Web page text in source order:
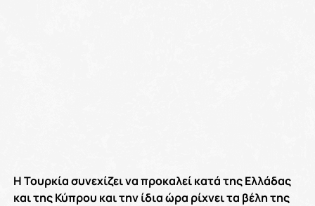
Η Τουρκία συνεχίζει να προκαλεί κατά της Ελλάδας
και της Κύπρου και την ίδια ώρα ρίχνει τα βέλη της